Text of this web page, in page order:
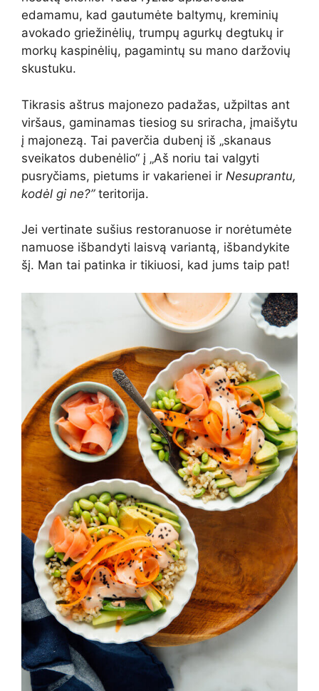
edamamu, kad gautumėte baltymų, kreminių
avokado griežinėlių, trumpų agurkų degtukų ir
morkų kaspinėlių, pagamintų su mano daržovių
skustuku.
Tikrasis aštrus majonezo padažas, užpiltas ant
viršaus, gaminamas tiesiog su sriracha, įmaišytu
į majonezą. Tai paverčia dubenį iš „skanaus
sveikatos dubenėlio“ į „Aš noriu tai valgyti
pusryčiams, pietums ir vakarienei ir Nesuprantu,
kodėl gi ne?”teritorija.
Jei vertinate sušius restoranuose ir norėtumėte
namuose išbandyti laisvą variantą, išbandykite
šį. Man tai patinka ir tikiuosi, kad jums taip pat!